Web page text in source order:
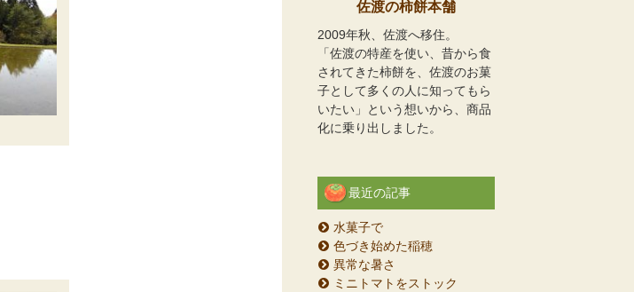
佐渡の柿餅本舗
2009年秋、佐渡へ移住。
「佐渡の特産を使い、昔から食
されてきた柿餅を、佐渡のお菓
子として多くの人に知ってもら
いたい」という想いから、商品
化に乗り出しました。
最近の記事
水菓子で
色づき始めた稲穂
異常な暑さ
ミニトマトをストック